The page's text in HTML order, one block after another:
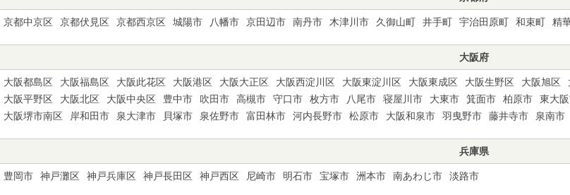
京都中京区 京都伏見区 京都西京区 城陽市 八幡市 京田辺市 南丹市 木津川市 久御山町 井手町 宇治田原町 和束町 精
大阪府
大阪都島区 大阪福島区 大阪此花区 大阪港区 大阪大正区 大阪西淀川区 大阪東淀川区 大阪東成区 大阪生野区 大阪旭区
大阪平野区
大阪北区 大阪中央区 豊中市 吹田市 高槻市 守口市 枚方市 八尾市 寝屋川市 大東市 箕面市 柏原市 東大
大阪堺市南区
岸和田市 泉大津市 貝塚市 泉佐野市 富田林市 河内長野市 松原市 大阪和泉市 羽曳野市 藤井寺市 泉南市
兵庫県
豊岡市 神戸灘区 神戸兵庫区 神戸長田区 神戸西区 尼崎市 明石市 宝塚市 洲本市 南あわじ市 淡路市